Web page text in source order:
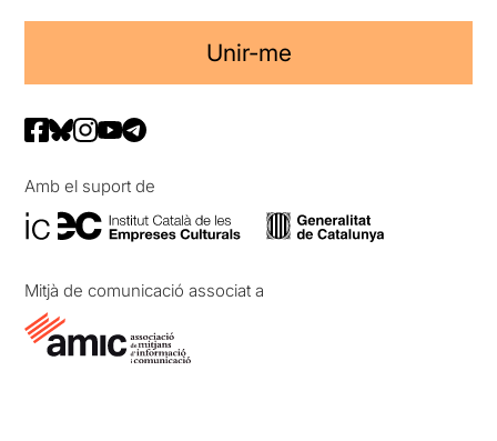
Unir-me
Amb el suport de
Mitjà de comunicació associat a